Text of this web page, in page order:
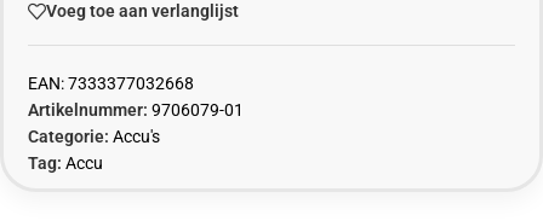
Voeg toe aan verlanglijst
EAN:7333377032668
Artikelnummer: 9706079-01
Categorie: Accu's
Tag: Accu